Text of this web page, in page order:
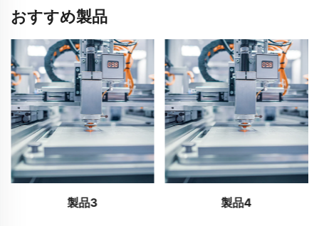
おすすめ製品
製品3 製品4